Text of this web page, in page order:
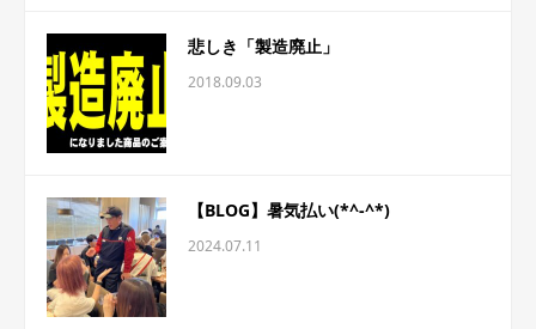
悲しき「製造廃止」
2018.09.03
【BLOG】暑気払い(*^-^*)
2024.07.11